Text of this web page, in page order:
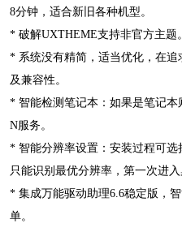
8分钟，适合新旧各种机型。
* 破解UXTHEME支持非官方主题。
* 系统没有精简，适当优化，在
及兼容性。
* 智能检测笔记本：如果是笔记
N服务。
* 智能分辨率设置：安装过程可
只能识别最优分辨率，第一次进
* 集成万能驱动助理6.6稳定版，
单。